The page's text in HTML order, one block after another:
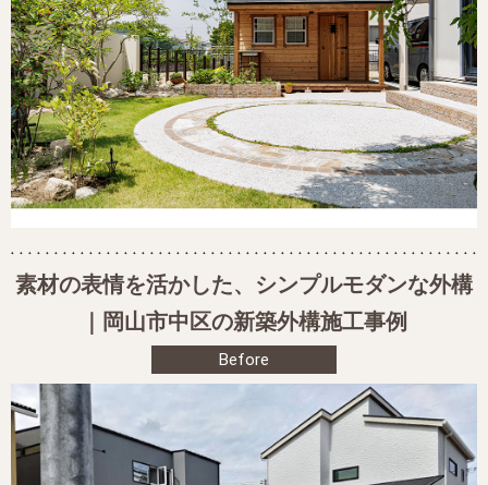
素材の表情を活かした、シンプルモダンな外構
｜岡山市中区の新築外構施工事例